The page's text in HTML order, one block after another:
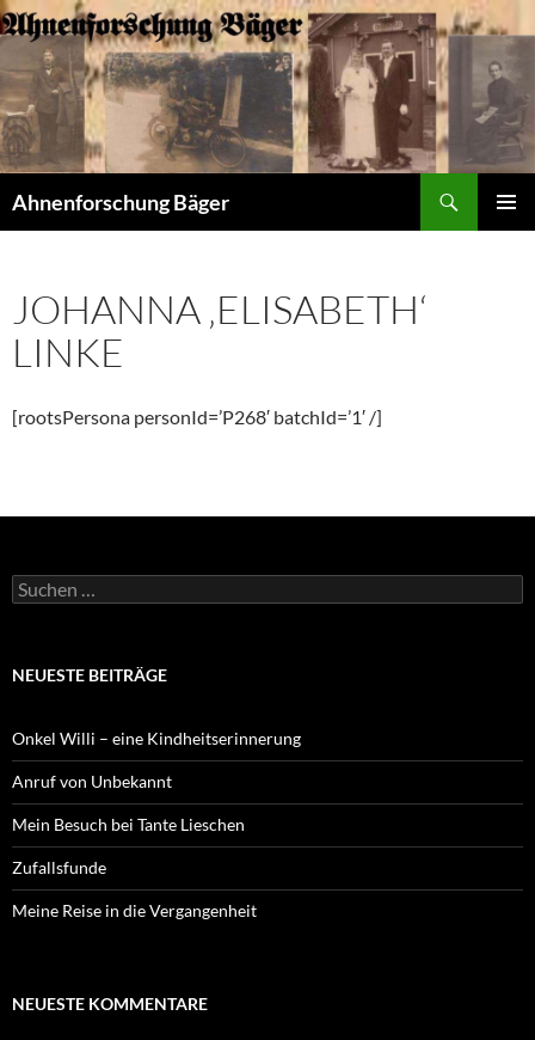
Zum
Inhalt
springen
Ahnenforschung Bäger
JOHANNA ‚ELISABETH‘
LINKE
[rootsPersona personId=’P268′ batchId=’1′ /]
Suchen
nach:
NEUESTE BEITRÄGE
Onkel Willi – eine Kindheitserinnerung
Anruf von Unbekannt
Mein Besuch bei Tante Lieschen
Zufallsfunde
Meine Reise in die Vergangenheit
NEUESTE KOMMENTARE